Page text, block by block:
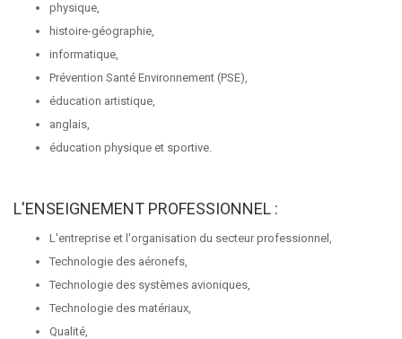
physique,
histoire-géographie,
informatique,
Prévention Santé Environnement (PSE),
éducation artistique,
anglais,
éducation physique et sportive.
L'ENSEIGNEMENT PROFESSIONNEL :
L'entreprise et l'organisation du secteur professionnel,
Technologie des aéronefs,
Technologie des systèmes avioniques,
Technologie des matériaux,
Qualité,